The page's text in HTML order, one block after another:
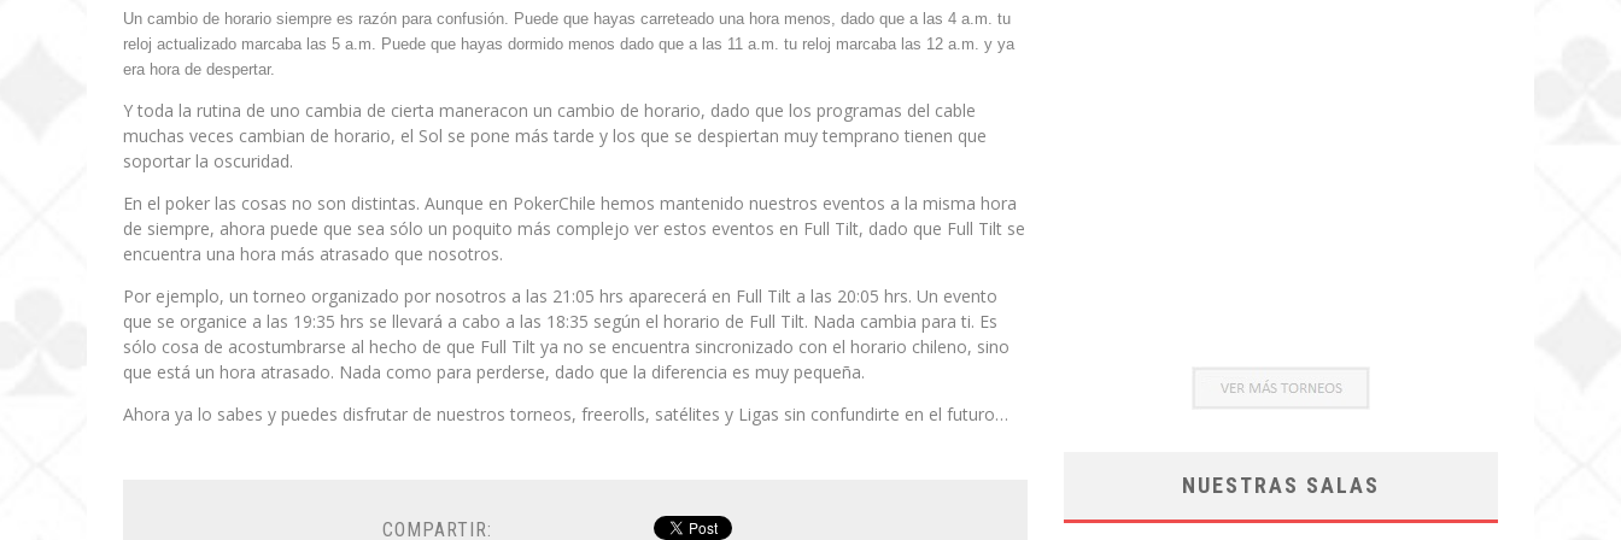
Un cambio de horario siempre es razón para confusión. Puede que hayas carreteado una hora menos, dado que a las 4 a.m. tu
reloj actualizado marcaba las 5 a.m. Puede que hayas dormido menos dado que a las 11 a.m. tu reloj marcaba las 12 a.m. y ya
era hora de despertar.
Y toda la rutina de uno cambia de cierta maneracon un cambio de horario, dado que los programas del cable
muchas veces cambian de horario, el Sol se pone más tarde y los que se despiertan muy temprano tienen que
soportar la oscuridad.
En el poker las cosas no son distintas. Aunque en PokerChile hemos mantenido nuestros eventos a la misma hora
de siempre, ahora puede que sea sólo un poquito más complejo ver estos eventos en Full Tilt, dado que Full Tilt se
encuentra una hora más atrasado que nosotros.
Por ejemplo, un torneo organizado por nosotros a las 21:05 hrs aparecerá en Full Tilt a las 20:05 hrs. Un evento
que se organice a las 19:35 hrs se llevará a cabo a las 18:35 según el horario de Full Tilt. Nada cambia para ti. Es
sólo cosa de acostumbrarse al hecho de que Full Tilt ya no se encuentra sincronizado con el horario chileno, sino
que está un hora atrasado. Nada como para perderse, dado que la diferencia es muy pequeña.
Ahora ya lo sabes y puedes disfrutar de nuestros torneos, freerolls, satélites y Ligas sin confundirte en el futuro…
COMPARTIR:
NUESTRAS SALAS